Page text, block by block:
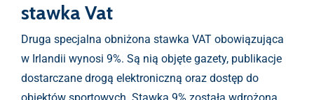
stawka Vat
Druga specjalna obniżona stawka VAT obowiązująca
w Irlandii wynosi 9%. Są nią objęte gazety, publikacje
dostarczane drogą elektroniczną oraz dostęp do